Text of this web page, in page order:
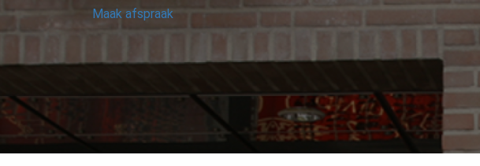
Maak afspraak